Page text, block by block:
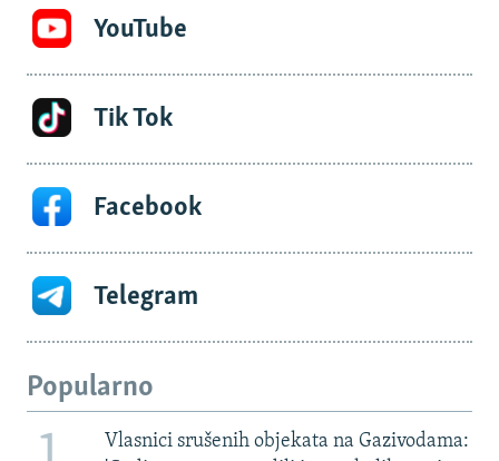
YouTube
Tik Tok
Facebook
Telegram
Popularno
Vlasnici srušenih objekata na Gazivodama: